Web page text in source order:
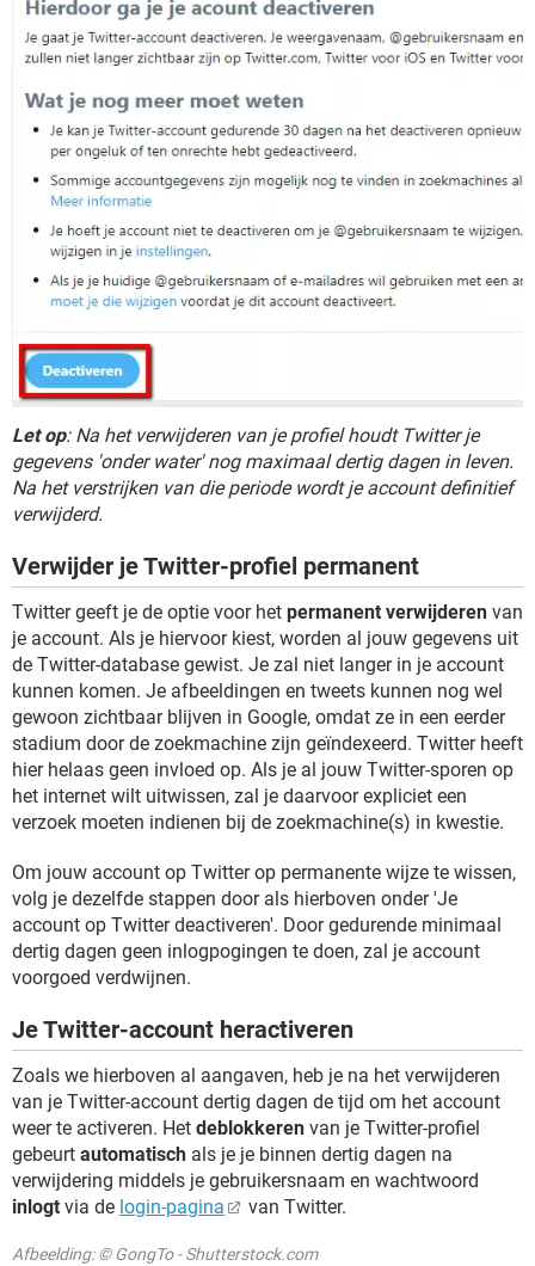
Let op: Na het verwijderen van je profiel houdt Twitter je
gegevens 'onder water' nog maximaal dertig dagen in leven.
Na het verstrijken van die periode wordt je account definitief
verwijderd.
Verwijder je Twitter-profiel permanent
Twitter geeft je de optie voor het permanent verwijderen van
je account. Als je hiervoor kiest, worden al jouw gegevens uit
de Twitter-database gewist. Je zal niet langer in je account
kunnen komen. Je afbeeldingen en tweets kunnen nog wel
gewoon zichtbaar blijven in Google, omdat ze in een eerder
stadium door de zoekmachine zijn geïndexeerd. Twitter heeft
hier helaas geen invloed op. Als je al jouw Twitter-sporen op
het internet wilt uitwissen, zal je daarvoor expliciet een
verzoek moeten indienen bij de zoekmachine(s) in kwestie.
Om jouw account op Twitter op permanente wijze te wissen,
volg je dezelfde stappen door als hierboven onder 'Je
account op Twitter deactiveren'. Door gedurende minimaal
dertig dagen geen inlogpogingen te doen, zal je account
voorgoed verdwijnen.
Je Twitter-account heractiveren
Zoals we hierboven al aangaven, heb je na het verwijderen
van je Twitter-account dertig dagen de tijd om het account
weer te activeren. Het deblokkeren van je Twitter-profiel
gebeurt automatisch als je je binnen dertig dagen na
verwijdering middels je gebruikersnaam en wachtwoord
inlogt via de login-pagina van Twitter.
Afbeelding: © GongTo - Shutterstock.com